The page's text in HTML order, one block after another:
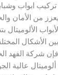
تركيب ابواب
من الأمان
الأشكال
شركة الفهد
عالية